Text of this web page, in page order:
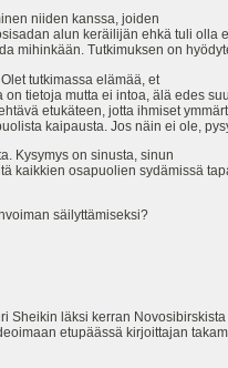
niiden kanssa, joiden
alun keräilijän ehkä tuli olla
mihinkään. Tutkimuksen on
tutkimassa elämää, et
tietoja mutta ei intoa, älä edes
etukäteen, jotta ihmiset
kaipausta. Jos näin ei ole,
Kysymys on sinusta, sinun
kaikkien osapuolien sydämissä
säilyttämiseksi?
läksi kerran
etupäässä kirjoittajan